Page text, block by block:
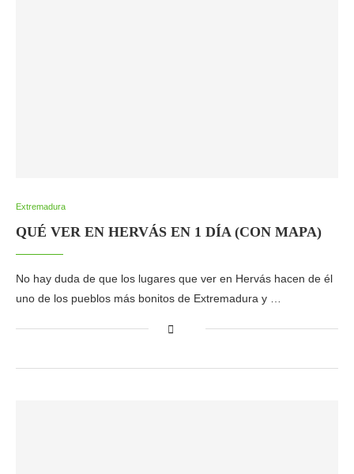
Extremadura
QUÉ VER EN HERVÁS EN 1 DÍA (CON MAPA)
No hay duda de que los lugares que ver en Hervás hacen de él
uno de los pueblos más bonitos de Extremadura y …